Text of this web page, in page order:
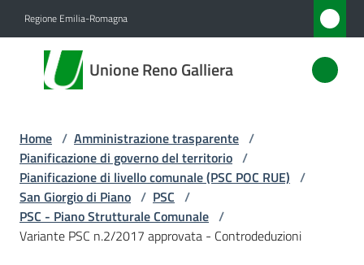
Regione Emilia-Romagna
Unione Reno Galliera
Unione
Reno
Amministrazione
Menu selezionato
Novità
Home / Amministrazione trasparente /
Pianificazione di governo del territorio /
Pianificazione di livello comunale (PSC POC RUE) /
San Giorgio di Piano / PSC /
PSC - Piano Strutturale Comunale /
Variante PSC n.2/2017 approvata - Controdeduzioni